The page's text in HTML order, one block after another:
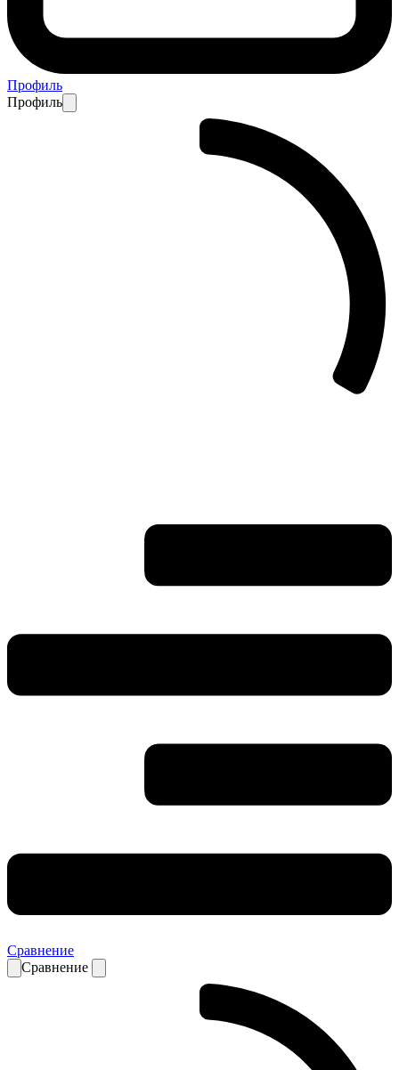
Профиль
Профиль
Сравнение
Сравнение